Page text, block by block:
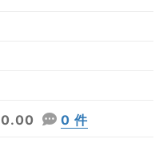
0.00 0 件